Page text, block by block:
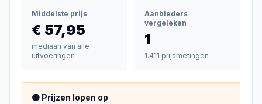
Middelste prijs
€ 57,95
mediaan van alle
uitvoeringen
Aanbieders
vergeleken
1
1.411 prijsmetingen
🟠 Prijzen lopen op